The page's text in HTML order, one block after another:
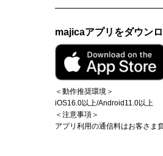
majicaアプリをダウンロ
＜動作推奨環境＞
iOS16.0以上/Android11.0以上
＜注意事項＞
アプリ利用の通信料はお客さま